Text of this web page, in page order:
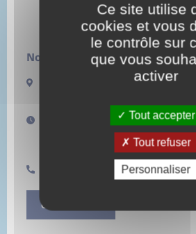
Nous contacter :
Horaires d'ouverture :
Lundi de 14h à 17h
Samedi de 11h à 12h
Contact Mairie
Ce site utilise
cookies et vous
le contrôle sur
que vous
activer
Tout accepter
Tout refuser
Personnaliser